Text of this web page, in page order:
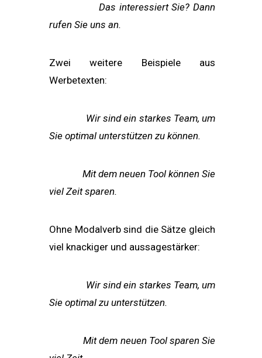
Das interessiert Sie? Dann
rufen Sie uns an.
Zwei weitere Beispiele aus
Werbetexten:
Wir sind ein starkes Team, um
Sie optimal unterstützen zu können.
Mit dem neuen Tool können Sie
viel Zeit sparen.
Ohne Modalverb sind die Sätze gleich
viel knackiger und aussagestärker:
Wir sind ein starkes Team, um
Sie optimal zu unterstützen.
Mit dem neuen Tool sparen Sie